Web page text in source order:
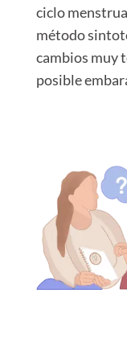
ciclo
método
cambios muy
posible